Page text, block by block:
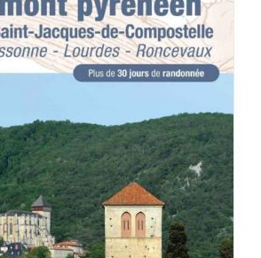
AU PANIER / DÉTAILS